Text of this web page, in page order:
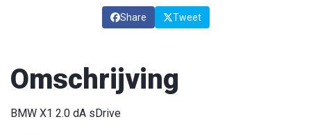
Share Tweet
Omschrijving
BMW X1 2.0 dA sDrive